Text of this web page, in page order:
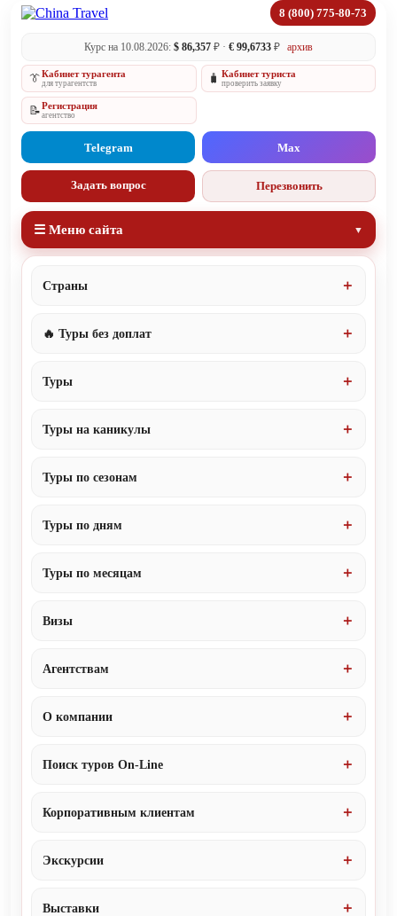
8 (800) 775-80-73
Курс на 10.08.2026: $ 86,357 ₽ · € 99,6733 ₽ архив
👔Кабинет турагента
для турагентств 🧳 Кабинет туриста
проверить заявку
📝Регистрация
агентство
Telegram Max
Задать вопрос Перезвонить
☰ Меню сайта
Страны
🔥 Туры без доплат
Туры
Туры на каникулы
Туры по сезонам
Туры по дням
Туры по месяцам
Визы
Агентствам
О компании
Поиск туров On-Line
Корпоративным клиентам
Экскурсии
Выставки